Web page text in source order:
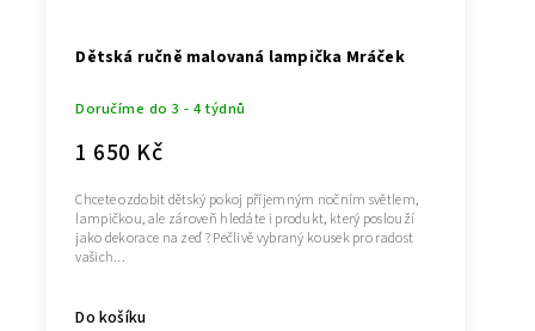
Dětská ručně malovaná lampička Mráček
Doručíme do 3 - 4 týdnů
1 650 Kč
Do košíku
Chcete ozdobit dětský pokoj příjemným nočním světlem,
lampičkou, ale zároveň hledáte i produkt, který poslouží
jako dekorace na zeď ? Pečlivě vybraný kousek pro radost
vašich...